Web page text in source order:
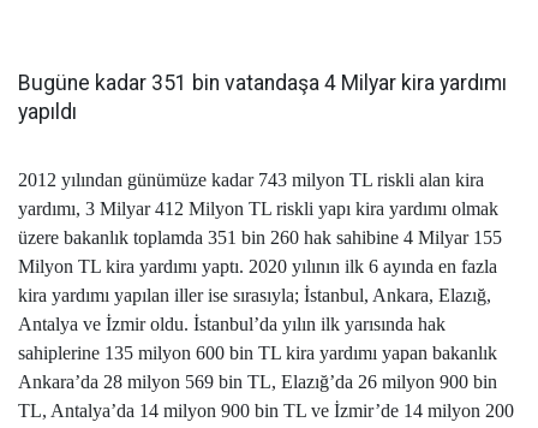
Bugüne kadar 351 bin vatandaşa 4 Milyar kira yardımı
yapıldı
2012 yılından günümüze kadar 743 milyon TL riskli alan kira
yardımı, 3 Milyar 412 Milyon TL riskli yapı kira yardımı olmak
üzere bakanlık toplamda 351 bin 260 hak sahibine 4 Milyar 155
Milyon TL kira yardımı yaptı. 2020 yılının ilk 6 ayında en fazla
kira yardımı yapılan iller ise sırasıyla; İstanbul, Ankara, Elazığ,
Antalya ve İzmir oldu. İstanbul’da yılın ilk yarısında hak
sahiplerine 135 milyon 600 bin TL kira yardımı yapan bakanlık
Ankara’da 28 milyon 569 bin TL, Elazığ’da 26 milyon 900 bin
TL, Antalya’da 14 milyon 900 bin TL ve İzmir’de 14 milyon 200